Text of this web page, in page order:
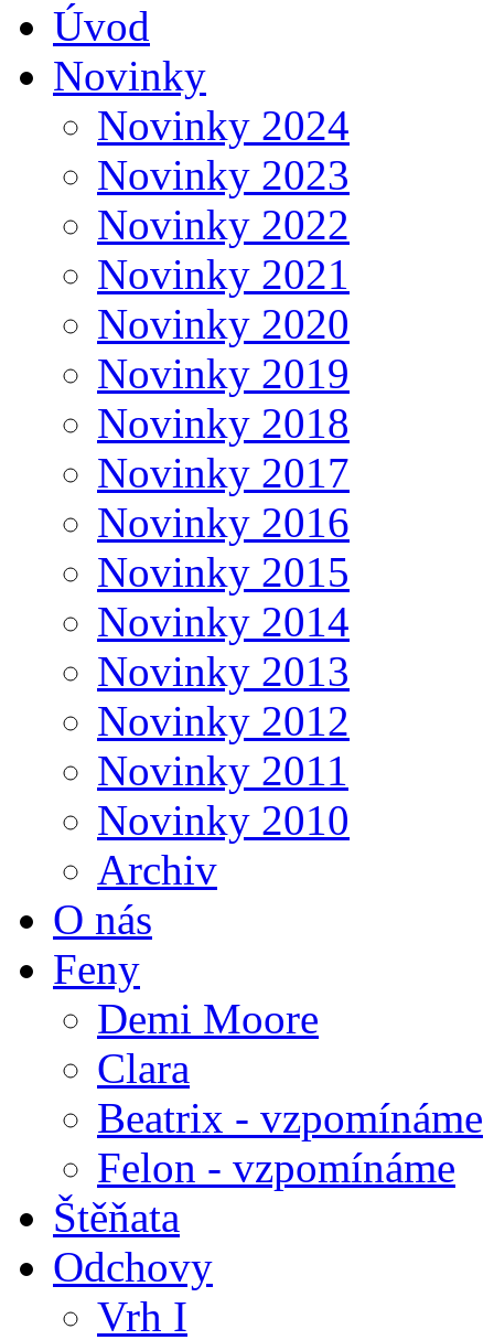
Úvod
Novinky
Novinky 2024
Novinky 2023
Novinky 2022
Novinky 2021
Novinky 2020
Novinky 2019
Novinky 2018
Novinky 2017
Novinky 2016
Novinky 2015
Novinky 2014
Novinky 2013
Novinky 2012
Novinky 2011
Novinky 2010
Archiv
O nás
Feny
Demi Moore
Clara
Beatrix - vzpomínáme
Felon - vzpomínáme
Štěňata
Odchovy
Vrh I